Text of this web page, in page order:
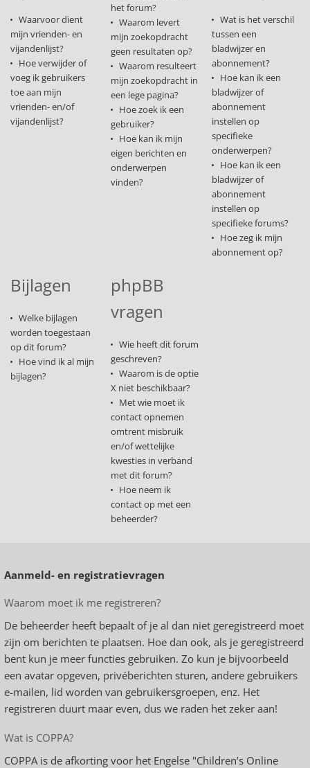
Waarvoor dient
mijn vrienden- en
vijandenlijst?
Hoe verwijder of
voeg ik gebruikers
toe aan mijn
vrienden- en/of
vijandenlijst?
het forum?
Waarom levert
mijn zoekopdracht
geen resultaten op?
Waarom resulteert
mijn zoekopdracht in
een lege pagina?
Hoe zoek ik een
gebruiker?
Hoe kan ik mijn
eigen berichten en
onderwerpen
vinden?
Wat is het verschil
tussen een
bladwijzer en
abonnement?
Hoe kan ik een
bladwijzer of
abonnement
instellen op
specifieke
onderwerpen?
Hoe kan ik een
bladwijzer of
abonnement
instellen op
specifieke forums?
Hoe zeg ik mijn
abonnement op?
Bijlagen
Welke bijlagen
worden toegestaan
op dit forum?
Hoe vind ik al mijn
bijlagen?
phpBB
vragen
Wie heeft dit forum
geschreven?
Waarom is de optie
X niet beschikbaar?
Met wie moet ik
contact opnemen
omtrent misbruik
en/of wettelijke
kwesties in verband
met dit forum?
Hoe neem ik
contact op met een
beheerder?
Aanmeld- en registratievragen
Waarom moet ik me registreren?
De beheerder heeft bepaalt of je al dan niet geregistreerd moet
zijn om berichten te plaatsen. Hoe dan ook, als je geregistreerd
bent kun je meer functies gebruiken. Zo kun je bijvoorbeeld
een avatar opgeven, privéberichten sturen, andere gebruikers
e-mailen, lid worden van gebruikersgroepen, enz. Het
registreren duurt maar even, dus we raden het zeker aan!
Wat is COPPA?
COPPA is de afkorting voor het Engelse "Children’s Online